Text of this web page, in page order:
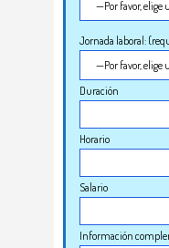
Jornada laboral:
Duración
Horario
Salario
Información